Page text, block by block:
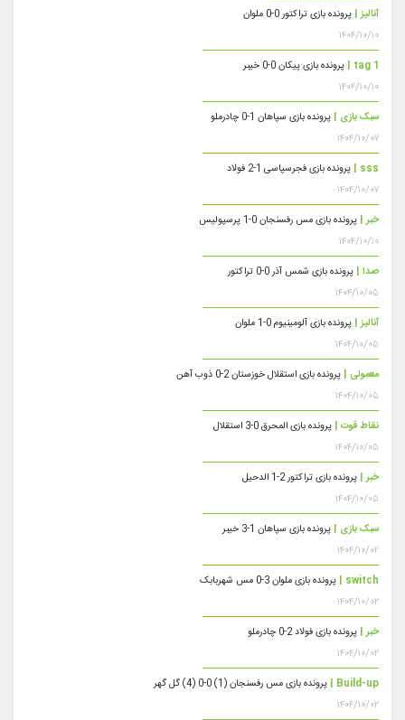
آنالیز | پرونده بازی تراکتور 0-0 ملوان
۱۴۰۴/۱۰/۱۰
tag 1 | پرونده بازی پیکان 0-0 خیبر
۱۴۰۴/۱۰/۱۰
سبک بازی | پرونده بازی سپاهان 1-0 چادرملو
۱۴۰۴/۱۰/۰۷
sss | پرونده بازی فجرسپاسی 1-2 فولاد
۱۴۰۴/۱۰/۰۷
خبر | پرونده بازی مس رفسنجان 0-1 پرسپولیس
۱۴۰۴/۱۰/۱۰
صدا | پرونده بازی شمس آذر 0-0 تراکتور
۱۴۰۴/۱۰/۰۵
آنالیز | پرونده بازی آلومینیوم 0-1 ملوان
۱۴۰۴/۱۰/۰۵
معمولی | پرونده بازی استقلال خوزستان 2-0 ذوب آهن
۱۴۰۴/۱۰/۰۵
نقاط قوت | پرونده بازی المحرق 0-3 استقلال
۱۴۰۴/۱۰/۰۵
خبر | پرونده بازی تراکتور 2-1 الدحیل
۱۴۰۴/۱۰/۰۵
سبک بازی | پرونده بازی سپاهان 1-3 خیبر
۱۴۰۴/۱۰/۰۲
switch | پرونده بازی ملوان 3-0 مس شهربابک
۱۴۰۴/۱۰/۰۲
خبر | پرونده بازی فولاد 2-0 چادرملو
۱۴۰۴/۱۰/۰۲
Build-up | پرونده بازی مس رفسنجان (1) 0-0 (4) گل گهر
۱۴۰۴/۱۰/۰۲